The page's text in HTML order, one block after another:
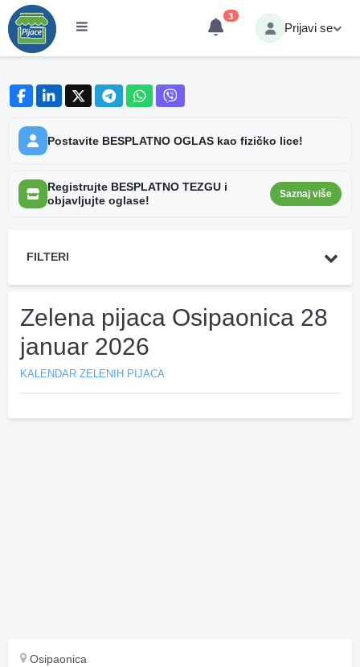
3
Prijavi se
Postavite BESPLATNO OGLAS kao fizičko lice!
Registrujte BESPLATNO TEZGU i
objavljujte oglase!
Saznaj više
FILTERI
Zelena pijaca Osipaonica 28
januar 2026
KALENDAR ZELENIH PIJACA
Osipaonica